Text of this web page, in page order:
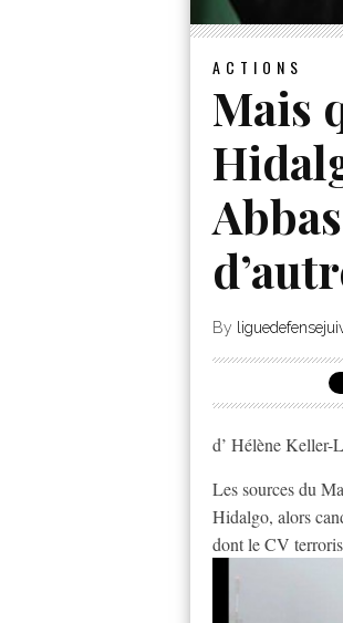
ACTIONS
Mais
By
d’ Hélène Keller-
Les sources du
Hidalgo, alors
dont le CV